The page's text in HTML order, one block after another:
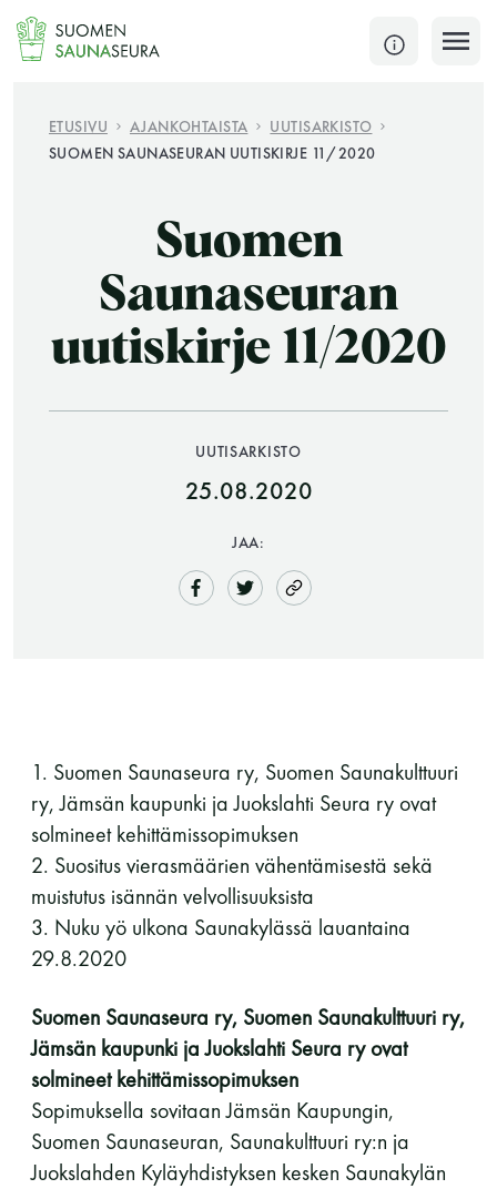
Siirry
sisältöön
SULJE
KATSO TARKEMMAT AUKIOLOAJAT
JÄSENSIVUT
myös helatorstaina
-Naisten päivät ovat maanantai ja
torstai
perjantai ja lauantai
-Kuukauden ensimmäinen lauantai on on
jaettu lauantai
ETUSIVU AJANKOHTAISTA
UUTISARKISTO
SUOMEN SAUNASEURAN UUTISKIRJE 11/2020
Suomen
Saunaseuran
uutiskirje 11/2020
UUTISARKISTO
25.08.2020
JAA:
1. Suomen Saunaseura ry, Suomen Saunakulttuuri
ry, Jämsän kaupunki ja Juokslahti Seura ry ovat
solmineet kehittämissopimuksen
2. Suositus vierasmäärien vähentämisestä sekä
muistutus isännän velvollisuuksista
3. Nuku yö ulkona Saunakylässä lauantaina
29.8.2020
Suomen Saunaseura ry, Suomen Saunakulttuuri ry,
Jämsän kaupunki ja Juokslahti Seura ry ovat
solmineet kehittämissopimuksen
Sopimuksella sovitaan Jämsän Kaupungin,
Suomen Saunaseuran, Saunakulttuuri ry:n ja
Juokslahden Kyläyhdistyksen kesken Saunakylän